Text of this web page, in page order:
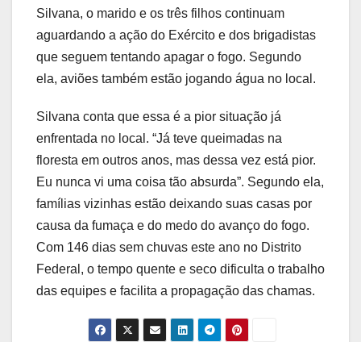
Silvana, o marido e os três filhos continuam
aguardando a ação do Exército e dos brigadistas
que seguem tentando apagar o fogo. Segundo
ela, aviões também estão jogando água no local.
Silvana conta que essa é a pior situação já
enfrentada no local. “Já teve queimadas na
floresta em outros anos, mas dessa vez está pior.
Eu nunca vi uma coisa tão absurda”. Segundo ela,
famílias vizinhas estão deixando suas casas por
causa da fumaça e do medo do avanço do fogo.
Com 146 dias sem chuvas este ano no Distrito
Federal, o tempo quente e seco dificulta o trabalho
das equipes e facilita a propagação das chamas.